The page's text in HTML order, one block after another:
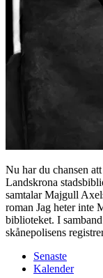
Nu har du chansen
Landskrona
samtalar Majgull
roman Jag heter inte
biblioteket. I
skånepolisens
Senaste
Kalender